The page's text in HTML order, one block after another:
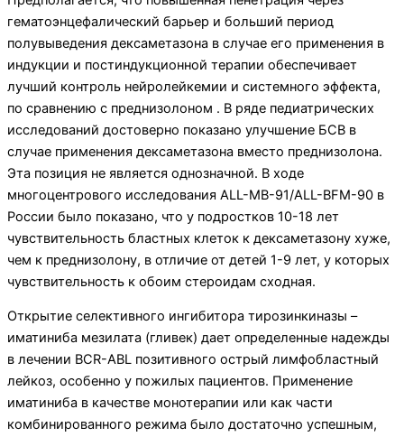
гематоэнцефалический барьер и больший период
полувыведения дексаметазона в случае его применения в
индукции и постиндукционной терапии обеспечивает
лучший контроль нейролейкемии и системного эффекта,
по сравнению с преднизолоном . В ряде педиатрических
исследований достоверно показано улучшение БСВ в
случае применения дексаметазона вместо преднизолона.
Эта позиция не является однозначной. В ходе
многоцентрового исследования ALL-MB-91/ALL-BFM-90 в
России было показано, что у подростков 10-18 лет
чувствительность бластных клеток к дексаметазону хуже,
чем к преднизолону, в отличие от детей 1-9 лет, у которых
чувствительность к обоим стероидам сходная.
Открытие селективного ингибитора тирозинкиназы –
иматиниба мезилата (гливек) дает определенные надежды
в лечении BCR-ABL позитивного острый лимфобластный
лейкоз, особенно у пожилых пациентов. Применение
иматиниба в качестве монотерапии или как части
комбинированного режима было достаточно успешным,